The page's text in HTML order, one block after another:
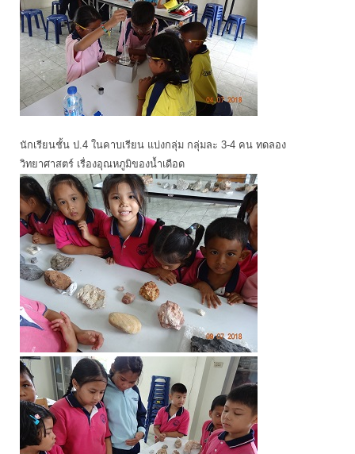
นักเรียนชั้น ป.4 ในคาบเรียน แบ่งกลุ่ม กลุ่มละ 3-4 คน ทดลอง
วิทยาศาสตร์ เรื่องอุณหภูมิของน้ำเดือด